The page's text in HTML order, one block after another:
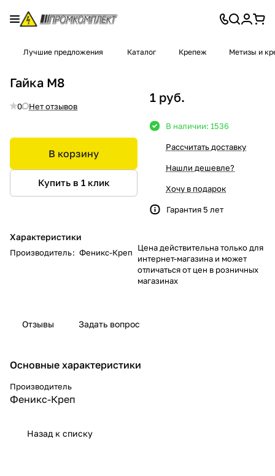
Лучшие предложения Каталог Крепеж Метизы и
Гайка М8
0 Нет отзывов
В корзину
Купить в 1 клик
Характеристики
Производитель: Феникс-Креп
1 руб.
В наличии: 1536
Рассчитать доставку
Нашли дешевле?
Хочу в подарок
Гарантия 5 лет
Цена действительна только для
интернет-магазина и может
отличаться от цен в розничных
магазинах
Отзывы Задать вопрос
Основные характеристики
Производитель
Феникс-Креп
Назад к списку